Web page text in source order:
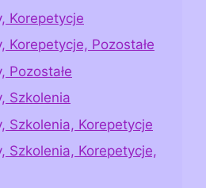
Korepetycje
Korepetycje, Pozostałe
Pozostałe
Szkolenia
Szkolenia, Korepetycje
Szkolenia, Korepetycje,